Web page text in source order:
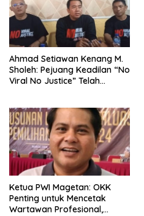
Ahmad Setiawan Kenang M.
Sholeh: Pejuang Keadilan “No
Viral No Justice” Telah
Ketua PWI Magetan: OKK
Penting untuk Mencetak
Wartawan Profesional,